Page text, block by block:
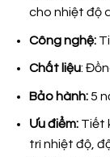
cho nhiệt độ
Công nghệ:
Chất liệu:
Bảo hành:5
Ưu điểm:Tiết
trì nhiệt độ,